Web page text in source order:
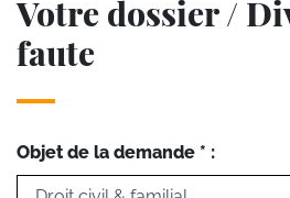
Votre dossier /
faute
Objet de la demande * :